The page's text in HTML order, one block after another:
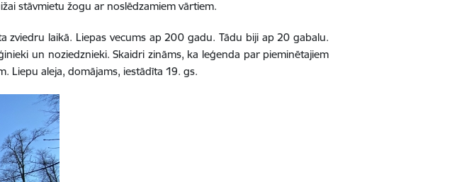
stāvmietu žogu ar noslēdzamiem vārtiem.
zviedru laikā. Liepas vecums ap 200 gadu. Tādu biji ap 20 gabalu.
un noziedznieki. Skaidri zināms, ka leģenda par pieminētajiem
Liepu aleja, domājams, iestādīta 19. gs.